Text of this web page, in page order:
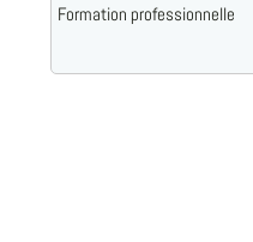
Formation professionnelle